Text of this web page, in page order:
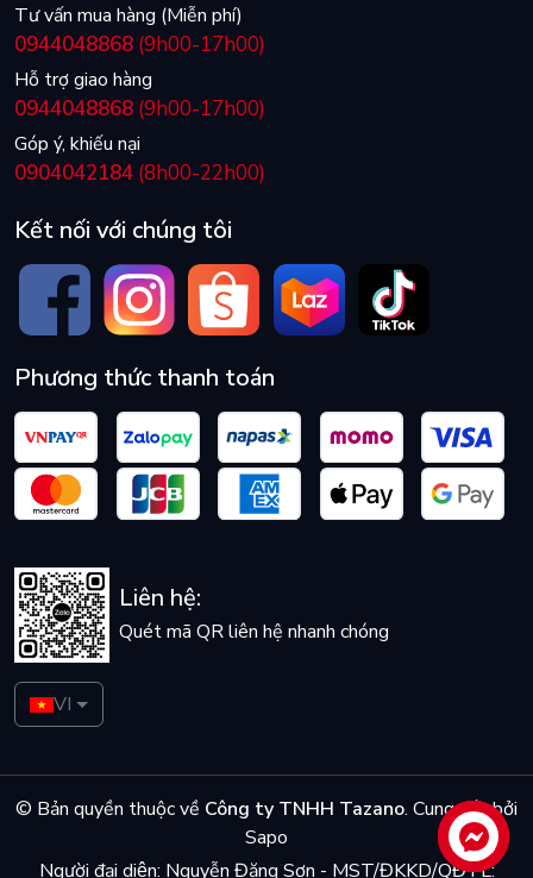
Tư vấn mua hàng (Miễn phí)
0944048868 (9h00-17h00)
Hỗ trợ giao hàng
0944048868 (9h00-17h00)
Góp ý, khiếu nại
0904042184 (8h00-22h00)
Kết nối với chúng tôi
Phương thức thanh toán
Liên hệ:
Quét mã QR liên hệ nhanh chóng
VI
© Bản quyền thuộc về Công ty TNHH Tazano. Cung cấp bởi
Sapo
Người đại diện: Nguyễn Đăng Sơn - MST/ĐKKD/QĐTL:
Liên hệ